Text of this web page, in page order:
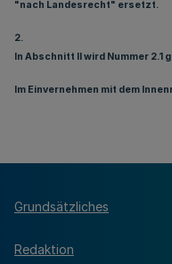
"nach Landesrecht" ersetzt.
2.
In Abschnitt II wird Nummer 2.1
Im Einvernehmen mit dem
Grundsätzliches
Redaktion